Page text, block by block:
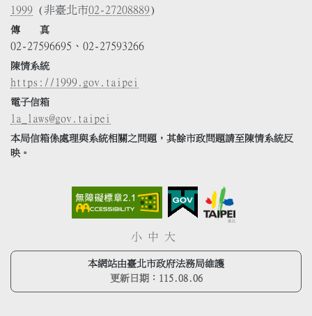
1999 (非臺北市02-27208889)
傳 真
02-27596695、02-27593266
陳情系統
https://1999.gov.taipei
電子信箱
la_laws@gov.taipei
本局信箱係處理與系統相關之問題，其餘市政問題請至陳情系統反
映。
小 中 大
本網站由臺北市政府法務局維護
更新日期： 115.08.06